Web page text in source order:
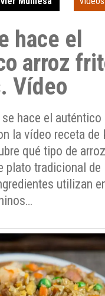
hace el
arroz
Vídeo
hace el
la vídeo receta de
qué tipo de
plato tradicional de
utilizan